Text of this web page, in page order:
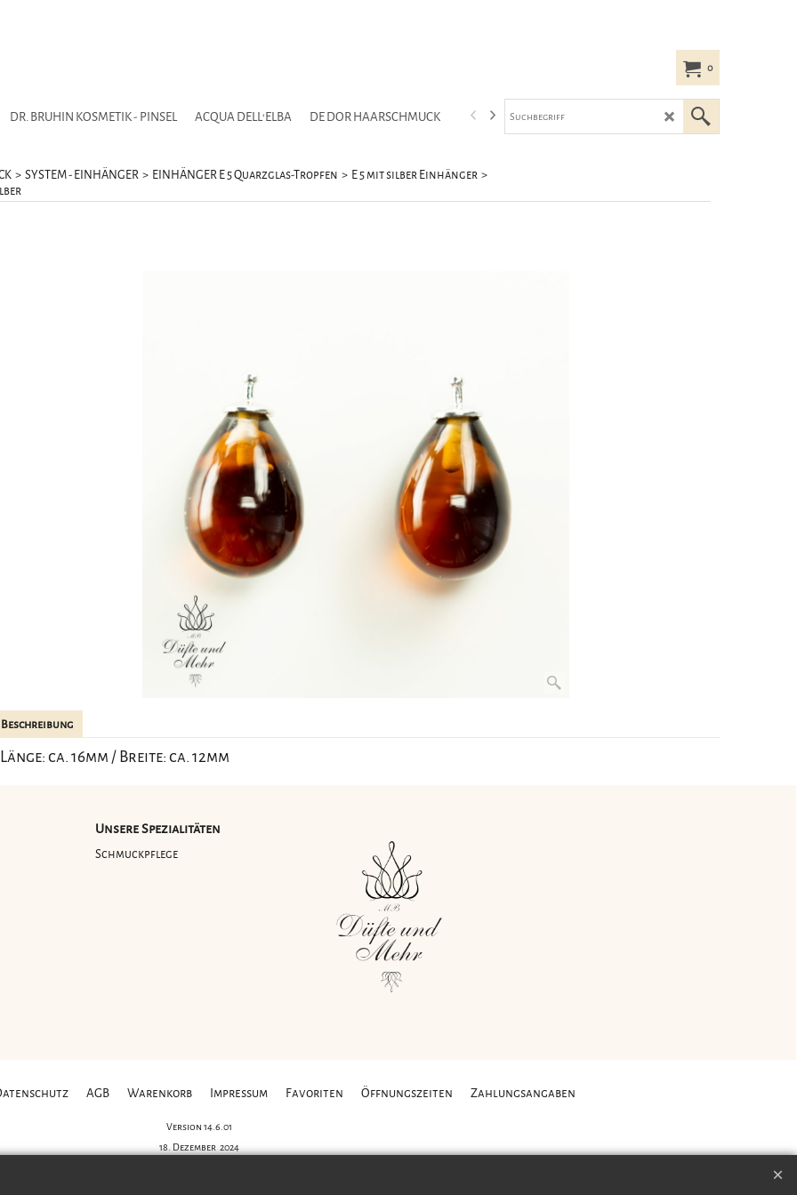
0
DR. BRUHIN KOSMETIK - PINSEL ACQUA DELL'ELBA DE DOR HAARSCHMUCK HEIDE HEINZENDORFF MODE-SCHMUCK LEMPER
> SYSTEM - EINHÄNGER > EINHÄNGER E 5 Quarzglas-Tropfen > E 5 mit silber Einhänger >
Beschreibung
Länge: ca. 16mm / Breite: ca. 12mm
Unsere Spezialitäten
Schmuckpflege
AGB Warenkorb Impressum Favoriten Öffnungszeiten Zahlungsangaben
Version 14.6.01
18. Dezember 2024